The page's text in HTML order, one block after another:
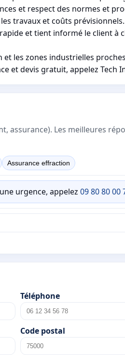
et respect des normes et
travaux et coûts prévisionnels.
et tient informé le client à
les zones industrielles
et devis gratuit, appelez Tech
assurance). Les meilleures
Assurance effraction
urgence, appelez 09 80 80 00
Téléphone
Code postal